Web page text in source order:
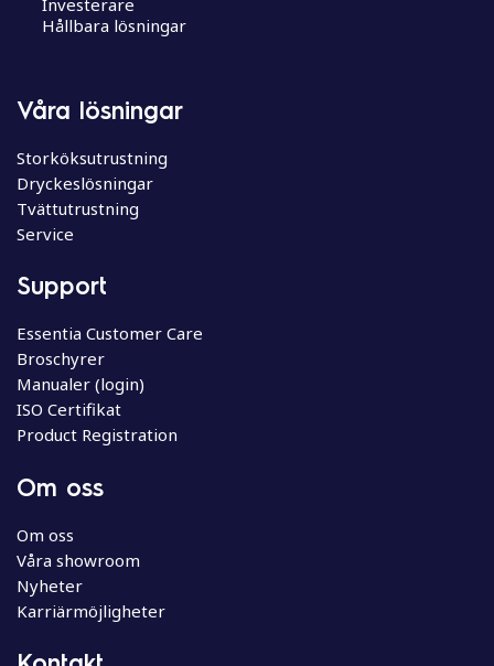
Investerare
Hållbara lösningar
Våra lösningar
Storköksutrustning
Dryckeslösningar
Tvättutrustning
Service
Support
Essentia Customer Care
Broschyrer
Manualer (login)
ISO Certifikat
Product Registration
Om oss
Om oss
Våra showroom
Nyheter
Karriärmöjligheter